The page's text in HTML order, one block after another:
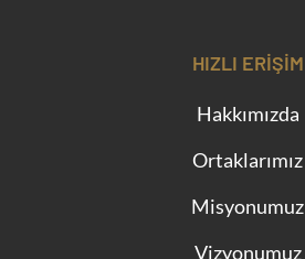
HIZLI ERIŞIM
Hakkımızda
Ortaklarımız
Misyonumuz
Vizyonumuz